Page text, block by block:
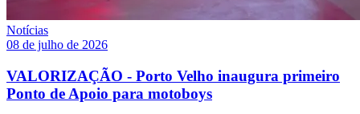
Notícias
08 de julho de 2026
VALORIZAÇÃO - Porto Velho inaugura primeiro
Ponto de Apoio para motoboys